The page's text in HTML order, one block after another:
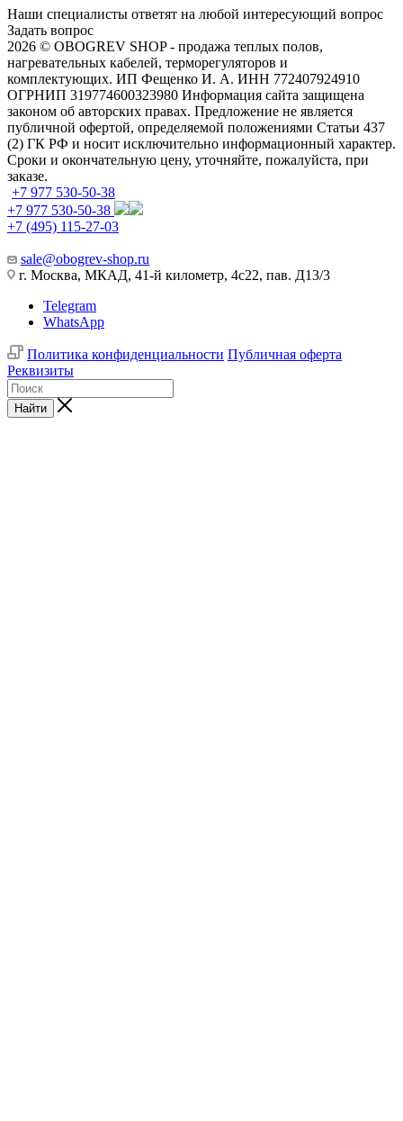
Наши специалисты ответят на любой интересующий вопрос
Задать вопрос
2026 © OBOGREV SHOP - продажа теплых полов,
нагревательных кабелей, терморегуляторов и
комплектующих. ИП Фещенко И. А. ИНН 772407924910
ОГРНИП 319774600323980 Информация сайта защищена
законом об авторских правах. Предложение не является
публичной офертой, определяемой положениями Статьи 437
(2) ГК РФ и носит исключительно информационный характер.
Сроки и окончательную цену, уточняйте, пожалуйста, при
заказе.
+7 977 530-50-38
+7 977 530-50-38
+7 (495) 115-27-03
sale@obogrev-shop.ru
г. Москва, МКАД, 41-й километр, 4с22, пав. Д13/3
Telegram
WhatsApp
Политика конфиденциальности Публичная оферта
Реквизиты
Найти